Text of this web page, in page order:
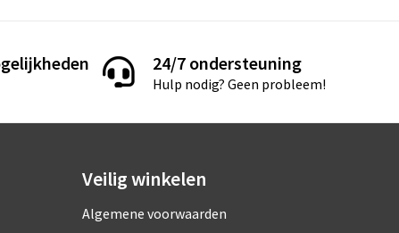
24/7 ondersteuning
Hulp nodig? Geen probleem!
Veilig winkelen
Algemene voorwaarden